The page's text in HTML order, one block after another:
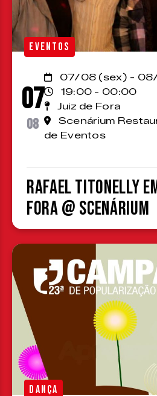
EVENTOS
07
08
07/08 (sex) -
19:00 - 00:00
Juiz de Fora
Scenárium
de Eventos
Rafael Titonelly
Fora @ Scenárium
DANÇA